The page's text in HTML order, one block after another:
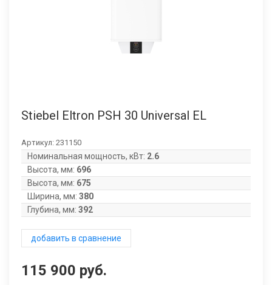
Stiebel Eltron PSH 30 Universal EL
Артикул: 231150
Номинальная мощность, кВт: 2.6
Высота, мм: 696
Высота, мм: 675
Ширина, мм: 380
Глубина, мм: 392
добавить в сравнение
115 900 руб.